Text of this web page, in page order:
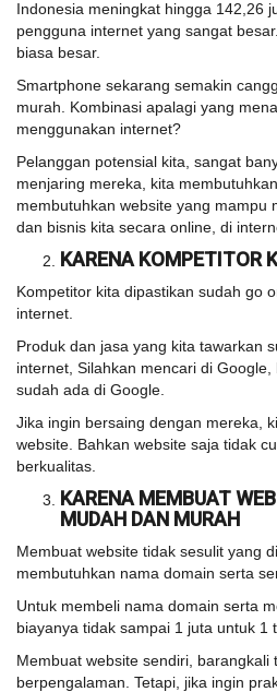
Indonesia meningkat hingga 142,26
pengguna internet yang sangat
biasa besar.
Smartphone sekarang semakin
murah. Kombinasi apalagi yang
menggunakan internet?
Pelanggan potensial kita, sangat
menjaring mereka, kita
membutuhkan website yang mampu
dan bisnis kita secara online, di
KARENA KOMPETITOR
Kompetitor kita dipastikan sudah go
internet.
Produk dan jasa yang kita tawarkan
internet, Silahkan mencari di
sudah ada di Google.
Jika ingin bersaing dengan mereka,
website. Bahkan website saja tidak
berkualitas.
KARENA MEMBUAT
MUDAH DAN MURAH
Membuat website tidak sesulit yang
membutuhkan nama domain serta
Untuk membeli nama domain serta
biayanya tidak sampai 1 juta untuk 1
Membuat website sendiri, barangkali
berpengalaman. Tetapi, jika ingin